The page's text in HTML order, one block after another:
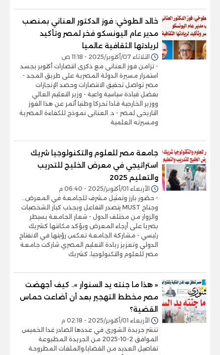
خالد الطوخي: فوز الدكتور العناني بمنصب
مدير عام اليونسكو فخر لمصر وتأكيد
لريادتها الثقافية عالميا
الثلاثاء 07/أكتوبر/2025 - 11:18 ص
- تزامن فوز العنانى مع ذكرى انتصارات أكتوبر يجسد
استمرار مسيرة الدولة المصرية على طريق المجد -
مصر تواصل تحقيق الانتصارات وحصد الإنجازات
بفضل قيادة سياسية واعية - وزير التعليم العالي
ووزير الخارجية قادا تحركا وطنيا أثمر عن هذا الفوز
التاريخى لمصر - د. العنانى نموذج للكفاءة المصرية
ومسيرته العلمية
جامعة مصر للعلوم والتكنولوجيا شريك
استراتيجي في معرض الخليج للتدريب
والتعليم 2025
الأربعاء 01/أكتوبر/2025 - 06:40 م
- حضور بارز وتمثيل مشرف للجامعة في المعرض..
وجناح MUST يتصدر التفاعل ويجذب كبار الشخصيات
والزوار من مختلف الدول - شعار الجامعة يسيطر
بصريا على أرجاء المعرض ويؤكد مكانتها كشريك
رئيسي - مشاركة الجامعة تعكس رؤيتها في الانفتاح
الدولي وتعزيز ريادة التعليم المصري شاركت جامعة
مصر للعلوم والتكنولوجيا، كشريك
« هذا ما جنته يد السنوار ».. كيف أجهضت
مصر مخطط التهجير بعد أن أضاعت حماس
القضية؟
الأربعاء 01/أكتوبر/2025 - 02:18 م
تنشر جريدة الشورى في عددها الصادر غدا الخميس
الموافق 2-10-2025 من الجريدة المطبوعة
تفاصيل العديد من القضايا،والملفات المطروحة